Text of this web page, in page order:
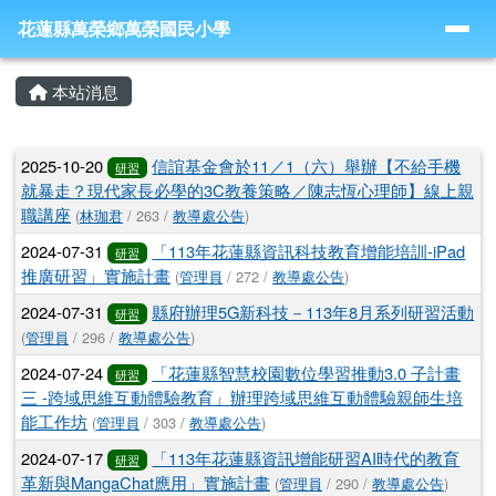
花蓮縣萬榮鄉萬榮國民小學
導覽列
花蓮縣萬榮鄉萬榮國民小學
主內容區域
本站消息
文章列表
2025-10-20 研習
信誼基金會於11／1（六）舉辦【不給手機
就暴走？現代家長必學的3C教養策略／陳志恆心理師】線上親
職講座 (林珈君 / 263 / 教導處公告)
2024-07-31 研習
「113年花蓮縣資訊科技教育增能培訓-iPad
推廣研習」實施計畫 (管理員 / 272 / 教導處公告)
2024-07-31 研習 縣府辦理5G新科技－113年8月系列研習活動
(管理員 / 296 / 教導處公告)
2024-07-24 研習
「花蓮縣智慧校園數位學習推動3.0 子計畫
三 -跨域思維互動體驗教育」辦理跨域思維互動體驗親師生培
能工作坊 (管理員 / 303 / 教導處公告)
2024-07-17 研習
「113年花蓮縣資訊增能研習AI時代的教育
革新與MangaChat應用」實施計畫 (管理員 / 290 / 教導處公告)
頁尾區域